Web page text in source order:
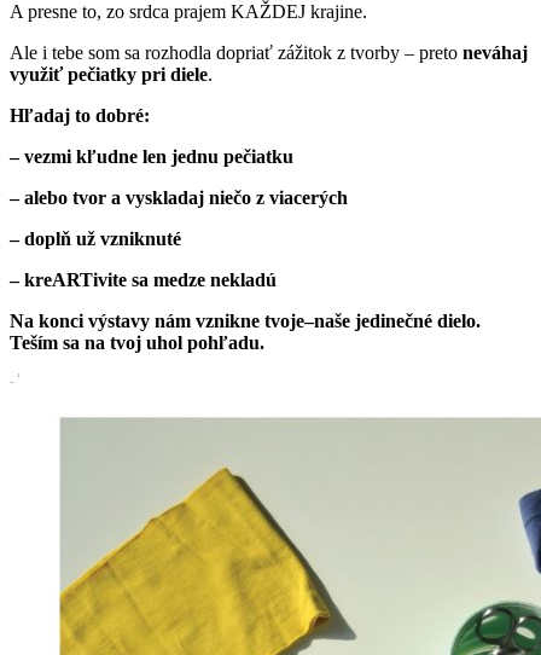
A presne to, zo srdca prajem KAŽDEJ krajine.
Ale i tebe som sa rozhodla dopriať zážitok z tvorby – preto neváhaj
využiť pečiatky pri diele.
Hľadaj to dobré:
– vezmi kľudne len jednu pečiatku
– alebo tvor a vyskladaj niečo z viacerých
– doplň už vzniknuté
– kreARTivite sa medze nekladú
Na konci výstavy nám vznikne tvoje–naše jedinečné dielo.
Teším sa na tvoj uhol pohľadu.